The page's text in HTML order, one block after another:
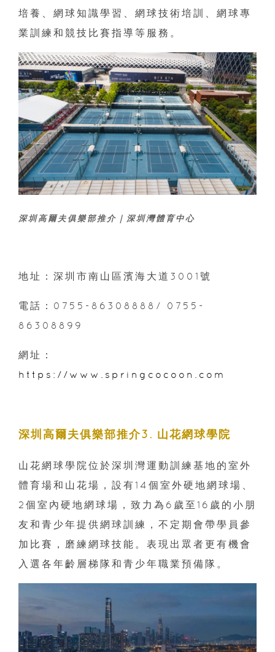
培養、網球知識學習、網球技術培訓、網球專
業訓練和競技比賽指導等服務。
深圳高爾夫俱樂部推介｜深圳灣體育中心
地址：深圳市南山區濱海大道3001號
電話：0755-86308888/ 0755-
86308899
網址：
https://www.springcocoon.com
深圳高爾夫俱樂部推介3. 山花網球學院
山花網球學院位於深圳灣運動訓練基地的室外
體育場和山花場，設有14個室外硬地網球場、
2個室內硬地網球場，致力為6歲至16歲的小朋
友和青少年提供網球訓練，不定期會帶學員參
加比賽，磨練網球技能。表現出眾者更有機會
入選各年齡層梯隊和青少年職業預備隊。